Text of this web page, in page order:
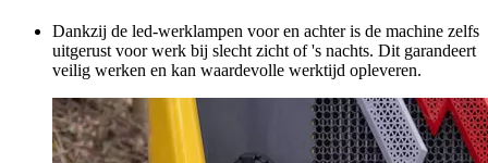
Dankzij de led-werklampen voor en achter is de machine zelfs
uitgerust voor werk bij slecht zicht of 's nachts. Dit garandeert
veilig werken en kan waardevolle werktijd opleveren.